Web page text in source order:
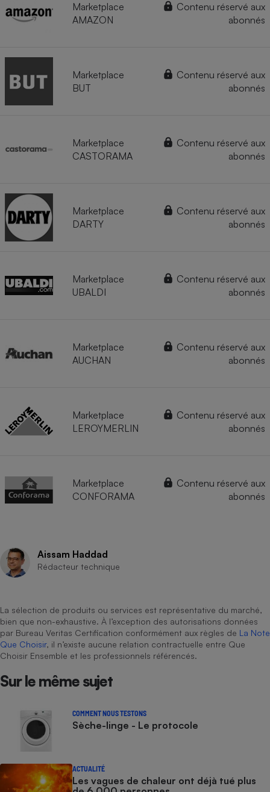
Marketplace
AMAZON
Contenu réservé aux
abonnés
Marketplace
BUT
Contenu réservé aux
abonnés
Marketplace
CASTORAMA
Contenu réservé aux
abonnés
Marketplace
DARTY
Contenu réservé aux
abonnés
Marketplace
UBALDI
Contenu réservé aux
abonnés
Marketplace
AUCHAN
Contenu réservé aux
abonnés
Marketplace
LEROYMERLIN
Contenu réservé aux
abonnés
Marketplace
CONFORAMA
Contenu réservé aux
abonnés
Aissam Haddad
Rédacteur technique
La sélection de produits ou services est représentative du marché,
bien que non-exhaustive. À l’exception des autorisations données
par Bureau Veritas Certification conformément aux règles de La Note
Que Choisir, il n’existe aucune relation contractuelle entre Que
Choisir Ensemble et les professionnels référencés.
Sur le même sujet
COMMENT NOUS TESTONS
Sèche-linge - Le protocole
ACTUALITÉ
Les vagues de chaleur ont déjà tué plus